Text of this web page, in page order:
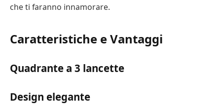
che ti faranno innamorare.
Caratteristiche e Vantaggi
Quadrante a 3 lancette
Design elegante